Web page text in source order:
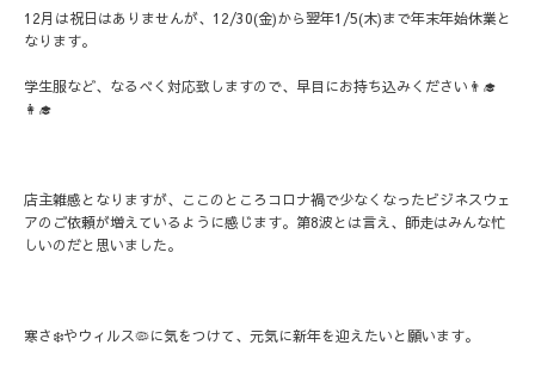
12月は祝日はありませんが、12/30(金)から翌年1/5(木)まで年末年始休業と
なります。
学生服など、なるべく対応致しますので、早目にお持ち込みください👨‍🎓
👩‍🎓
店主雑感となりますが、ここのところコロナ禍で少なくなったビジネスウェ
アのご依頼が増えているように感じます。第8波とは言え、師走はみんな忙
しいのだと思いました。
寒さ❄️やウィルス🦠に気をつけて、元気に新年を迎えたいと願います。